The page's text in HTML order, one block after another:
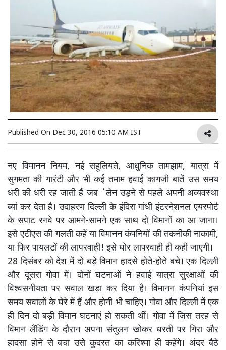
Published On Dec 30, 2016 05:10 AM IST
नए विमानन नियम, नई सहूलियते, आधुनिक तामझाम, यात्रा में
सुगमता की गारंटी और भी कई तमाम हवाई कागजी बातें उस समय
धरी की धरी रह जाती हैं जब ΄लेन उड़ने से पहले अपनी अव्यवस्था
ब्यां कर देता है। उदाहरण दिल्ली के इंदिरा गांधी इंटरनेशनल एयरपोर्ट
के सपाट रनवे पर आमने-सामने एक साथ दो विमानों का आ जाना।
इसे एटीएस की गलती कहें या विमानन कंपनियों की तकनीकी नाकामी,
या फिर पायलटों की लापरवाही! इसे घोर लापरवाही ही कही जाएगी।
28 दिसंबर को देश में दो बड़े विमान हादसे होते-होते बचे। एक दिल्ली
और दूसरा गोवा में। दोनों घटनाओं ने हवाई यात्रा सुरक्षाओं की
विश्वसनीयता पर सवाल खड़ा कर दिया है। विमानन कंपनियां इस
समय सवालों के घेरे में हैं और होनी भी चाहिए। गोवा और दिल्ली में एक
ही दिन दो बड़ी विमान घटनाएं हो सकती थीं। गोवा में जिस तरह से
विमान लैंडिंग के दौरान अपना संतुलन खोकर धरती पर गिरा और
हादसा होने से बचा उसे कुदरत का करिश्मा ही कहेंगे। अंदर बैठे